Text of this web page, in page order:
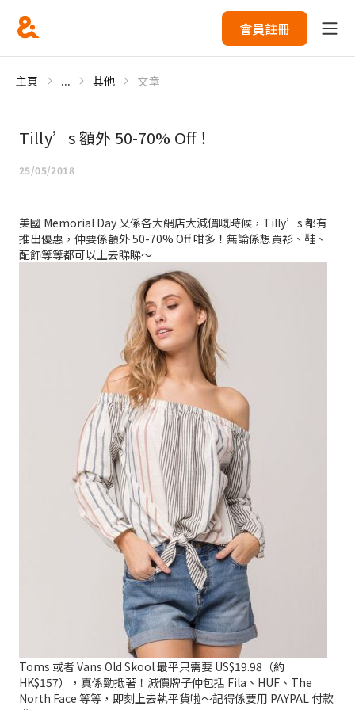
會員註冊
主頁 ... 其他 文章
Tilly’s 額外 50-70% Off！
25/05/2018
美國 Memorial Day 又係各大網店大減價嘅時候，Tilly’s 都有
推出優惠，仲要係額外 50-70% Off 咁多！無論係想買衫、鞋、
配飾等等都可以上去睇睇～
Toms 或者 Vans Old Skool 最平只需要 US$19.98（約
HK$157），真係勁抵著！減價牌子仲包括 Fila、HUF、The
North Face 等等，即刻上去執平貨啦～記得係要用 PAYPAL 付款